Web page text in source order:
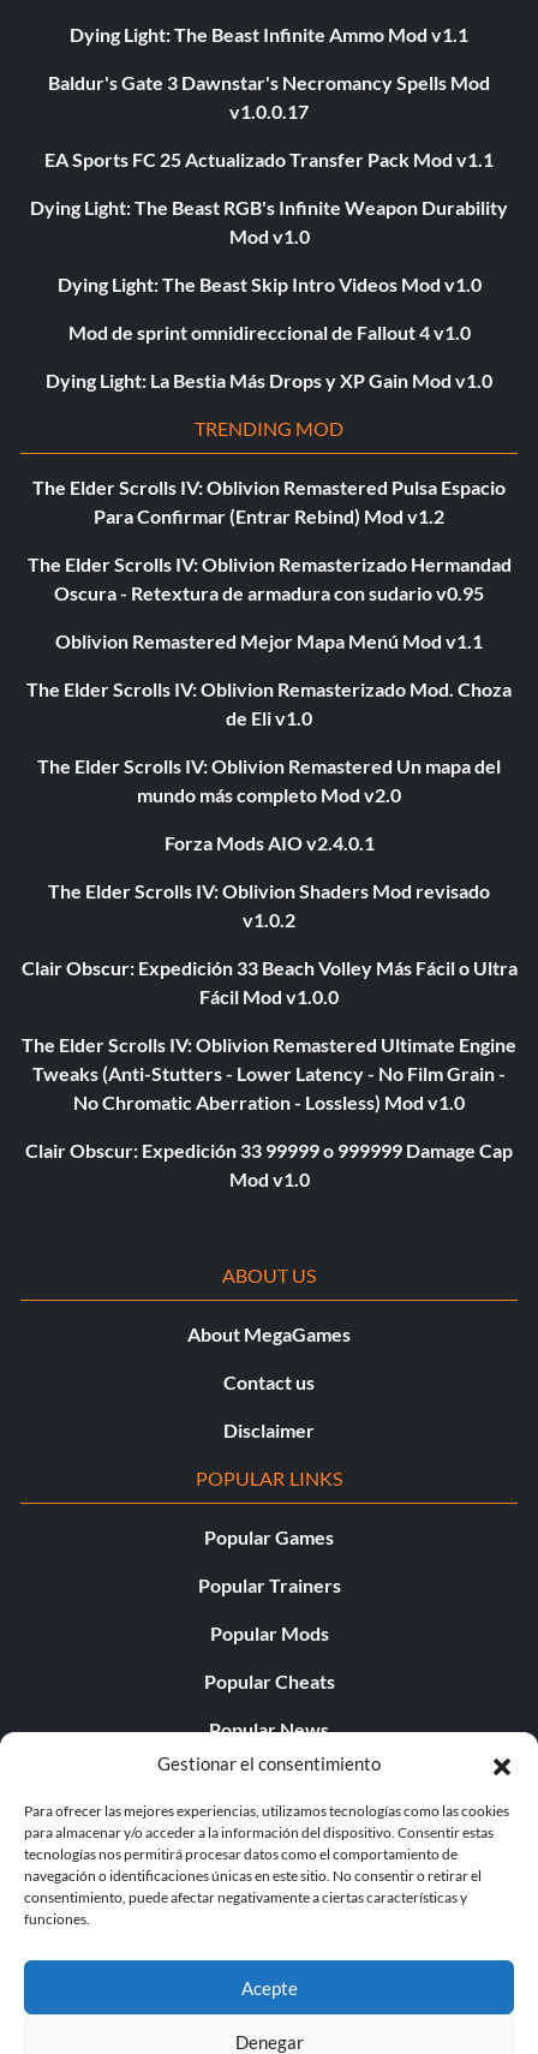
Gestionar el consentimiento
Para ofrecer las mejores experiencias, utilizamos tecnologías como las cookies
para almacenar y/o acceder a la información del dispositivo. Consentir estas
tecnologías nos permitirá procesar datos como el comportamiento de
navegación o identificaciones únicas en este sitio. No consentir o retirar el
consentimiento, puede afectar negativamente a ciertas características y
funciones.
Acepte
Denegar
Dying Light: The Beast Infinite Ammo Mod v1.1
Baldur's Gate 3 Dawnstar's Necromancy Spells Mod
v1.0.0.17
EA Sports FC 25 Actualizado Transfer Pack Mod v1.1
Dying Light: The Beast RGB's Infinite Weapon Durability
Mod v1.0
Dying Light: The Beast Skip Intro Videos Mod v1.0
Mod de sprint omnidireccional de Fallout 4 v1.0
Dying Light: La Bestia Más Drops y XP Gain Mod v1.0
TRENDING MOD
The Elder Scrolls IV: Oblivion Remastered Pulsa Espacio
Para Confirmar (Entrar Rebind) Mod v1.2
The Elder Scrolls IV: Oblivion Remasterizado Hermandad
Oscura - Retextura de armadura con sudario v0.95
Oblivion Remastered Mejor Mapa Menú Mod v1.1
The Elder Scrolls IV: Oblivion Remasterizado Mod. Choza
de Eli v1.0
The Elder Scrolls IV: Oblivion Remastered Un mapa del
mundo más completo Mod v2.0
Forza Mods AIO v2.4.0.1
The Elder Scrolls IV: Oblivion Shaders Mod revisado
v1.0.2
Clair Obscur: Expedición 33 Beach Volley Más Fácil o Ultra
Fácil Mod v1.0.0
The Elder Scrolls IV: Oblivion Remastered Ultimate Engine
Tweaks (Anti-Stutters - Lower Latency - No Film Grain -
No Chromatic Aberration - Lossless) Mod v1.0
Clair Obscur: Expedición 33 99999 o 999999 Damage Cap
Mod v1.0
ABOUT US
About MegaGames
Contact us
Disclaimer
POPULAR LINKS
Popular Games
Popular Trainers
Popular Mods
Popular Cheats
Popular News
Popular Editorials
Popular Free Games
LATEST UPDATES